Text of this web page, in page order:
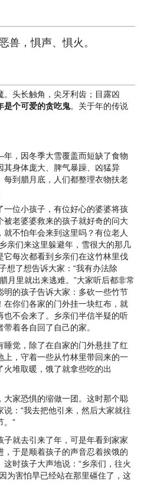
兽，惧声、惧火。
头长触角，尖牙利齿；目露凶
是个可爱的贪吃鬼。关于年的传说
，因冬季大雪覆盖而短缺了食物
身体庞大、脾气暴躁、凶猛异
到腊月底，人们都整理衣物扶老
位小孩子，有位好心的婆婆将孩
老婆婆救来的孩子就好奇的问大
不怕年会来到这里吗？有位老人
亲们来这里躲避年，雪很大的那几
每次都看到乡亲们在这竹林里伐
想了想告诉大家：“我有办法除
月里就出来逃难。”大家听后都非常
的孩子告诉大家：多砍一些竹节
你们各家的门外挂一块红布，就
不会来了。乡亲们半信半疑的听
着各自回了自己的家。
睡觉，除了在自家的门外悬挂了红
，守着一些从竹林里带回来的一
堆取暖，饿了就拿些吃的出
家恐惧的缩做一团。这时那个聪
：“我去把他引来，然后大家就往
。”
就去引来了年，可是年看到家家
于是顺着孩子的声音忍着挨饿的
时孩子大声地说：“乡亲们，往火
为害怕早已经站在那里礓住了，这